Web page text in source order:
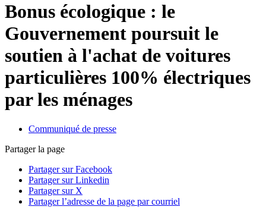
Bonus écologique : le
Gouvernement poursuit le
soutien à l'achat de voitures
particulières 100% électriques
par les ménages
Communiqué de presse
Partager la page
Partager sur Facebook
Partager sur Linkedin
Partager sur X
Partager l’adresse de la page par courriel